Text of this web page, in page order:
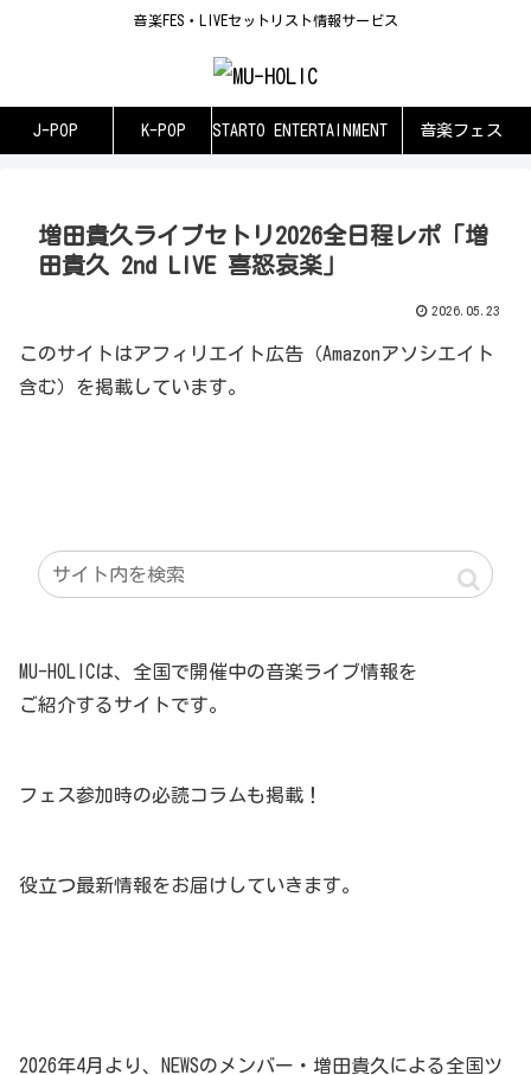
音楽FES・LIVEセットリスト情報サービス
J-POP K-POP STARTO ENTERTAINMENT 音楽フェス
増田貴久ライブセトリ2026全日程レポ「増
田貴久 2nd LIVE 喜怒哀楽」
2026.05.23
このサイトはアフィリエイト広告（Amazonアソシエイト
含む）を掲載しています。
MU-HOLICは、全国で開催中の音楽ライブ情報を
ご紹介するサイトです。
フェス参加時の必読コラムも掲載！
役立つ最新情報をお届けしていきます。
2026年4月より、NEWSのメンバー・増田貴久による全国ツ